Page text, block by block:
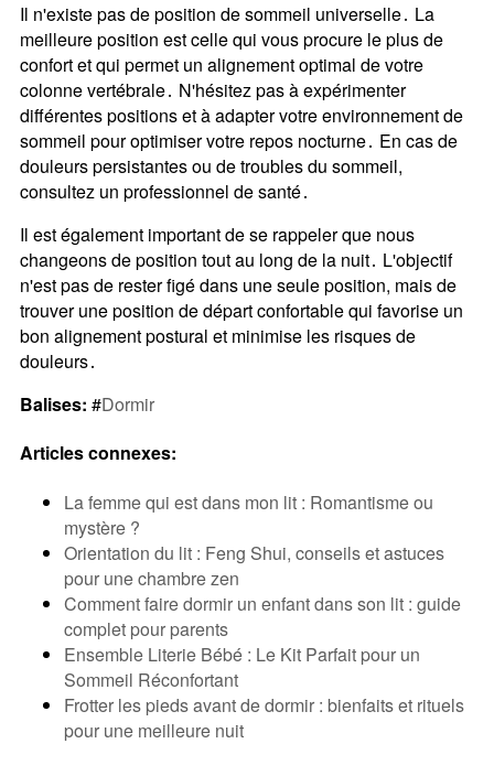
Il n'existe pas de position de sommeil universelle․ La
meilleure position est celle qui vous procure le plus de
confort et qui permet un alignement optimal de votre
colonne vertébrale․ N'hésitez pas à expérimenter
différentes positions et à adapter votre environnement de
sommeil pour optimiser votre repos nocturne․ En cas de
douleurs persistantes ou de troubles du sommeil,
consultez un professionnel de santé․
Il est également important de se rappeler que nous
changeons de position tout au long de la nuit․ L'objectif
n'est pas de rester figé dans une seule position, mais de
trouver une position de départ confortable qui favorise un
bon alignement postural et minimise les risques de
douleurs․
Balises: #Dormir
Articles connexes:
La femme qui est dans mon lit : Romantisme ou
mystère ?
Orientation du lit : Feng Shui, conseils et astuces
pour une chambre zen
Comment faire dormir un enfant dans son lit : guide
complet pour parents
Ensemble Literie Bébé : Le Kit Parfait pour un
Sommeil Réconfortant
Frotter les pieds avant de dormir : bienfaits et rituels
pour une meilleure nuit